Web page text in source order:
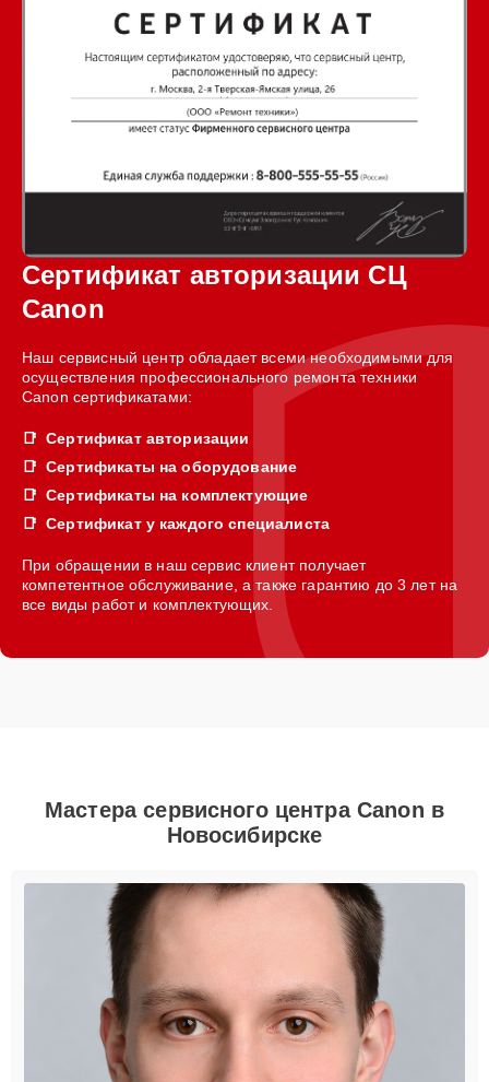
Сертификат авторизации СЦ
Canon
Наш сервисный центр обладает всеми необходимыми для
осуществления профессионального ремонта техники
Canon сертификатами:
Сертификат авторизации
Сертификаты на оборудование
Сертификаты на комплектующие
Сертификат у каждого специалиста
При обращении в наш сервис клиент получает
компетентное обслуживание, а также гарантию до 3 лет на
все виды работ и комплектующих.
Мастера сервисного центра Canon в
Новосибирске